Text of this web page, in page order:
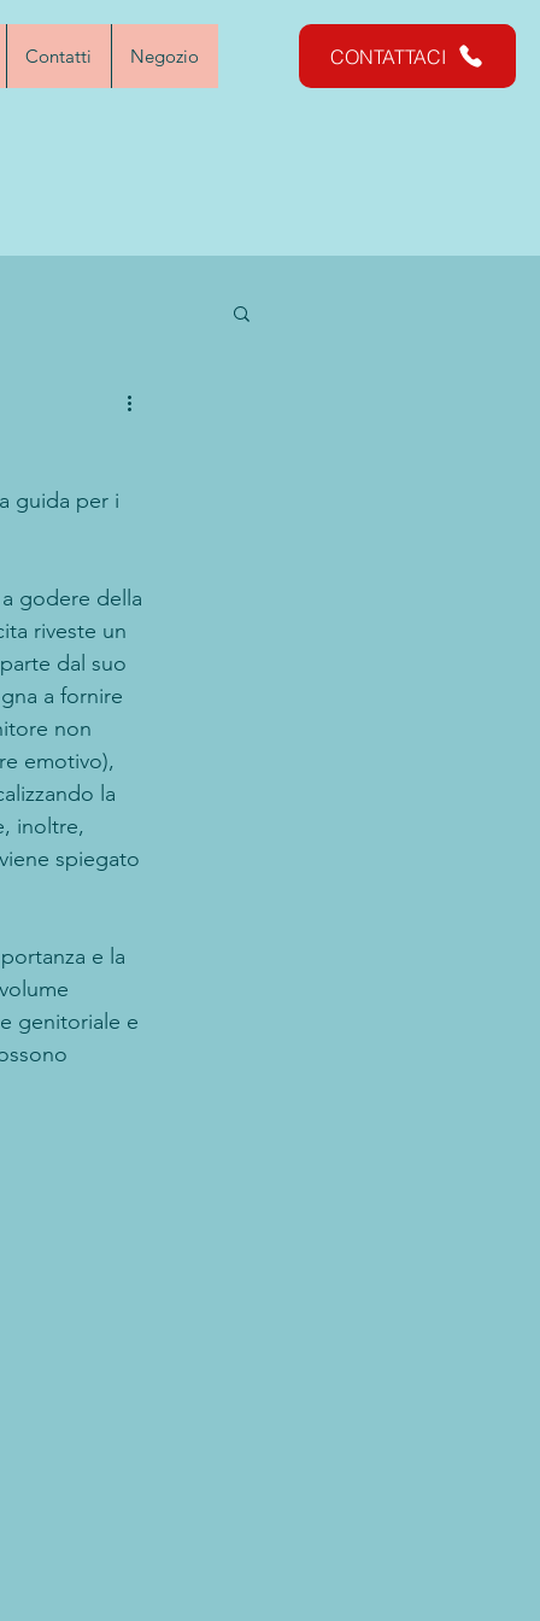
Contatti Negozio CONTATTACI
CONTATTACI
guida per i
godere della
riveste un
dal suo
a fornire
non
emotivo),
la
inoltre,
spiegato
e la
genitoriale e